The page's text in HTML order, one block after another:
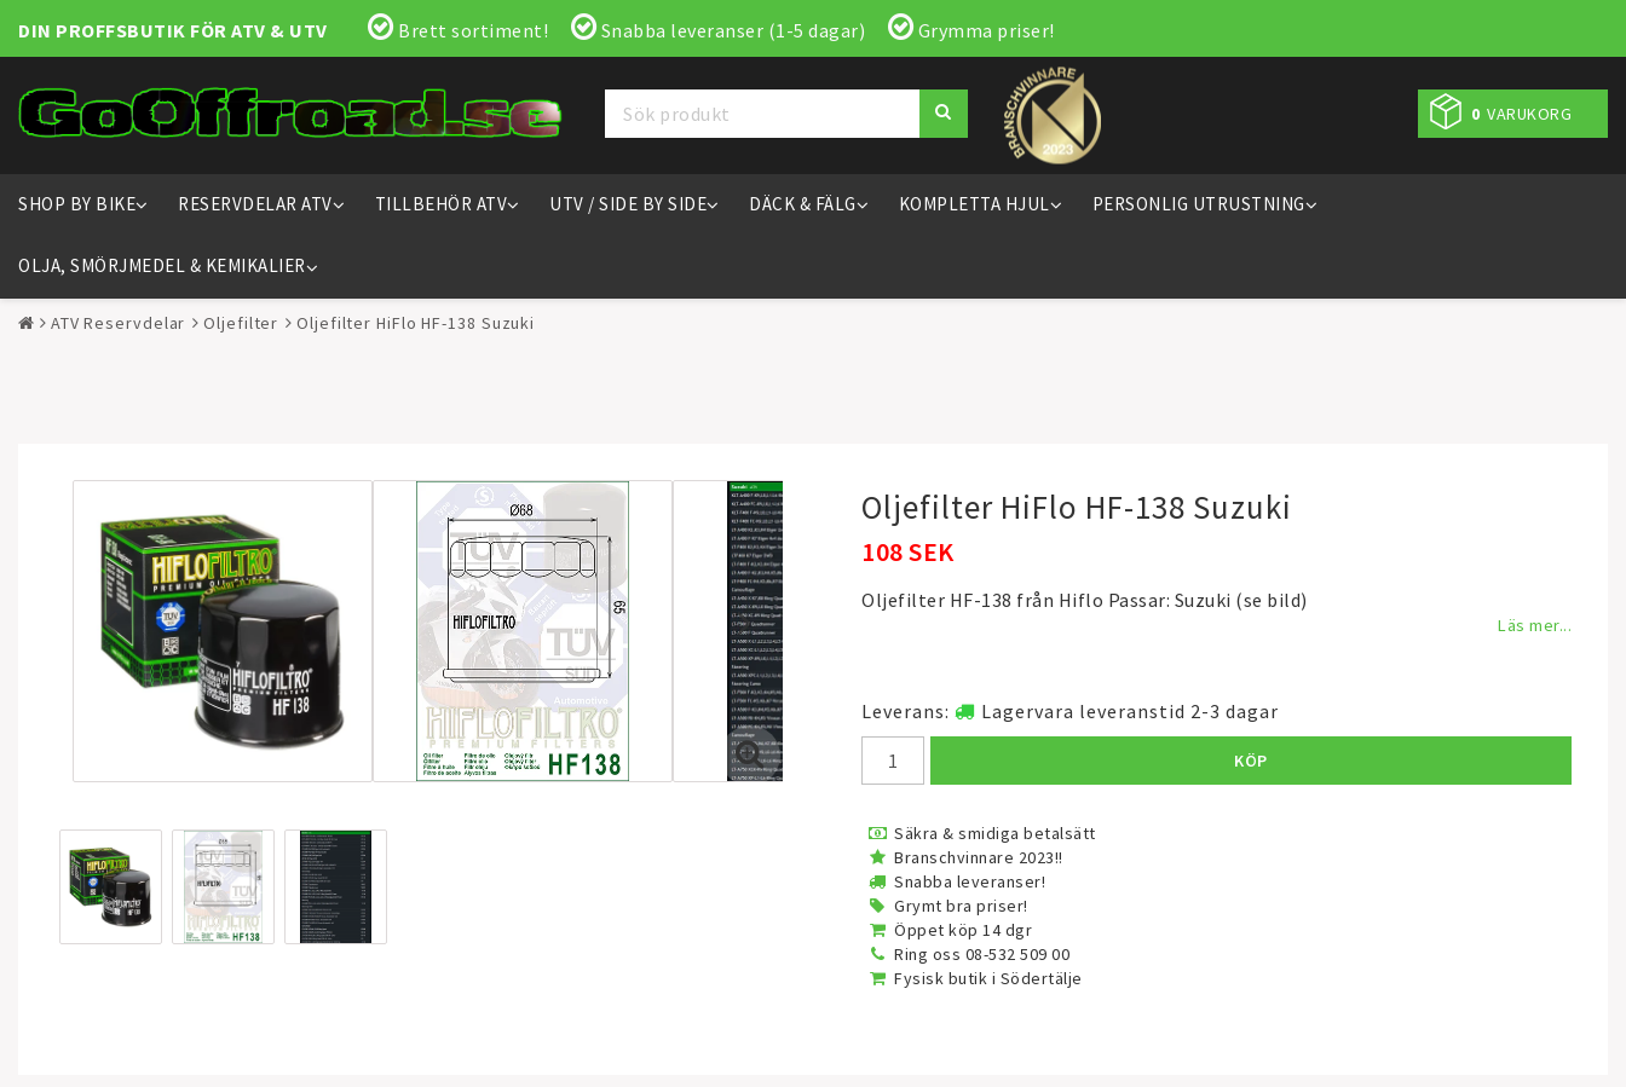
DIN PROFFSBUTIK FÖR ATV & UTV Brett sortiment! Snabba leveranser (1-5 dagar) Grymma priser!
0 VARUKORG
SHOP BY BIKE RESERVDELAR ATV TILLBEHÖR ATV UTV / SIDE BY SIDE DÄCK & FÄLG KOMPLETTA HJUL PERSONLIG UTRUSTNING
OLJA, SMÖRJMEDEL & KEMIKALIER
ATV Reservdelar Oljefilter Oljefilter HiFlo HF-138 Suzuki
Oljefilter HiFlo HF-138 Suzuki
108 SEK
Oljefilter HF-138 från Hiflo Passar: Suzuki (se bild)
Läs mer...
Leverans: Lagervara leveranstid 2-3 dagar
KÖP
Säkra & smidiga betalsätt
Branschvinnare 2023!!
Snabba leveranser!
Grymt bra priser!
Öppet köp 14 dgr
Ring oss 08-532 509 00
Fysisk butik i Södertälje